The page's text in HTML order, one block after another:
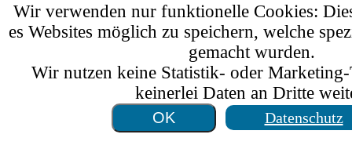
Wir verwenden nur funktionelle Cookies:
es Websites möglich zu speichern, welche
gemacht wurden.
Wir nutzen keine Statistik- oder
keinerlei Daten an Dritte
Datenschutz